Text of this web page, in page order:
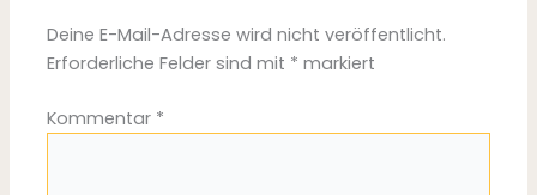
Deine E-Mail-Adresse wird nicht veröffentlicht.
Erforderliche Felder sind mit * markiert
Kommentar *